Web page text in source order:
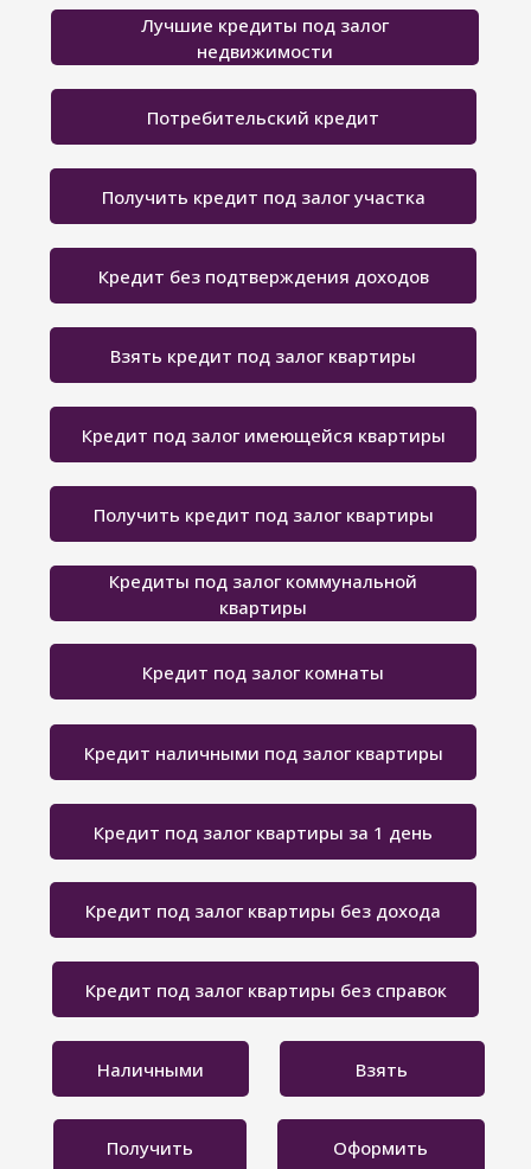
Получить
Взять
Оформить
Наличными
Кредит под залог квартиры без справок
Кредит под залог квартиры за 1 день
Кредит под залог квартиры без дохода
Кредит наличными под залог квартиры
Кредит под залог комнаты
Кредиты под залог коммунальной
квартиры
Получить кредит под залог квартиры
Кредит под залог имеющейся квартиры
Взять кредит под залог квартиры
Кредит без подтверждения доходов
Получить кредит под залог участка
Потребительский кредит
Лучшие кредиты под залог
недвижимости